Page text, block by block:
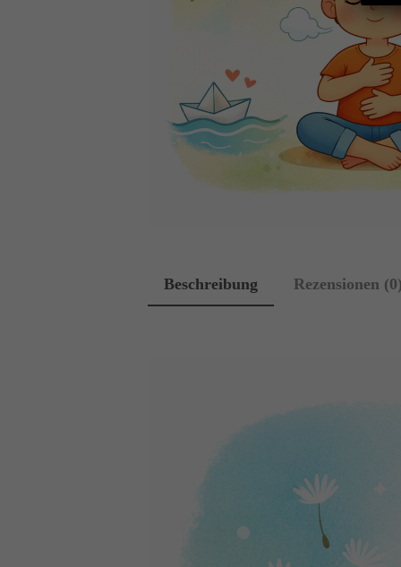
Beschreibung Rezensionen (0)